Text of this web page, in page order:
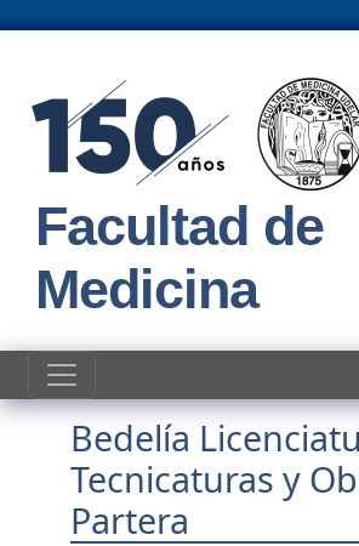
Facultad de
Medicina
Bedelía
Tecnicaturas y
Partera